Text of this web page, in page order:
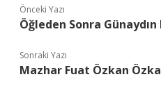
Önceki Yazı
Öğleden Sonra
Sonraki Yazı
Mazhar Fuat Özkan